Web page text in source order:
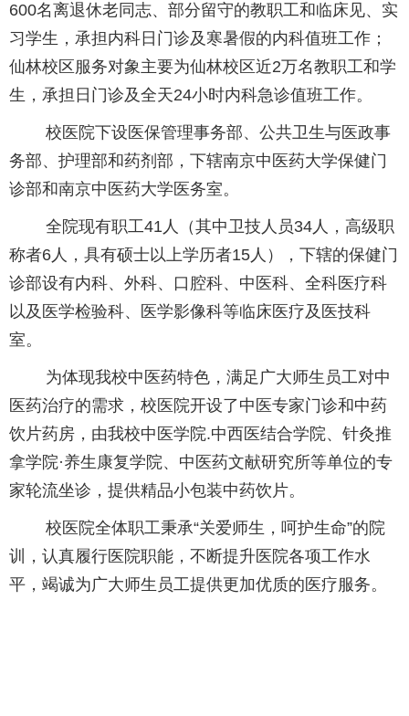
600名离退休老同志、部分留守的教职工和临床见、实
习学生，承担内科日门诊及寒暑假的内科值班工作；
仙林校区服务对象主要为仙林校区近2万名教职工和学
生，承担日门诊及全天24小时内科急诊值班工作。
校医院下设医保管理事务部、公共卫生与医政事
务部、护理部和药剂部，下辖南京中医药大学保健门
诊部和南京中医药大学医务室。
全院现有职工41人（其中卫技人员34人，高级职
称者6人，具有硕士以上学历者15人），下辖的保健门
诊部设有内科、外科、口腔科、中医科、全科医疗科
以及医学检验科、医学影像科等临床医疗及医技科
室。
为体现我校中医药特色，满足广大师生员工对中
医药治疗的需求，校医院开设了中医专家门诊和中药
饮片药房，由我校中医学院.中西医结合学院、针灸推
拿学院·养生康复学院、中医药文献研究所等单位的专
家轮流坐诊，提供精品小包装中药饮片。
校医院全体职工秉承“关爱师生，呵护生命”的院
训，认真履行医院职能，不断提升医院各项工作水
平，竭诚为广大师生员工提供更加优质的医疗服务。